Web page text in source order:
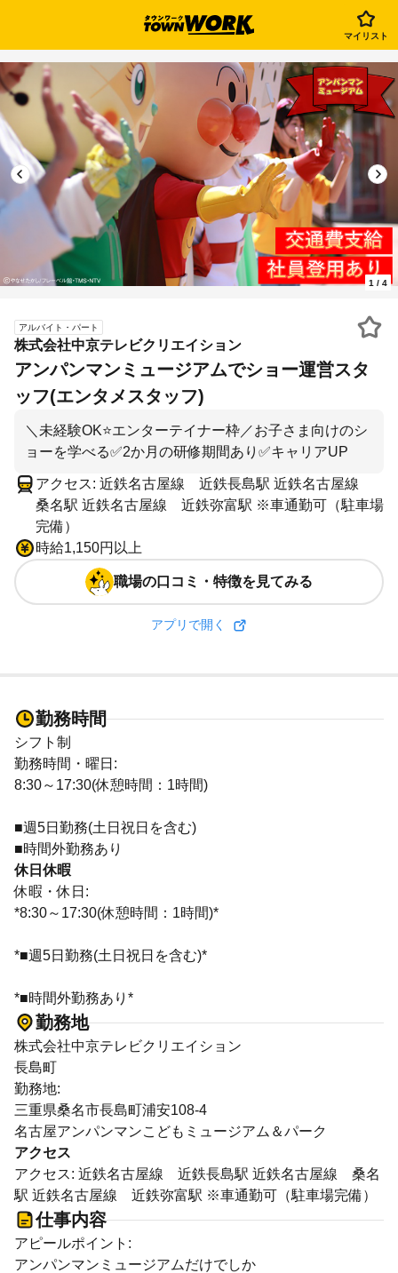
マイリスト
1 / 4
アルバイト・パート
株式会社中京テレビクリエイション
アンパンマンミュージアムでショー運営スタ
ッフ(エンタメスタッフ)
＼未経験OK⭐エンターテイナー枠／お子さま向けのシ
ョーを学べる✅️2か月の研修期間あり✅️キャリアUP
アクセス: 近鉄名古屋線 近鉄長島駅 近鉄名古屋線
桑名駅 近鉄名古屋線 近鉄弥富駅 ※車通勤可（駐車場
完備）
時給1,150円以上
職場の口コミ・特徴を見てみる
アプリで開く
勤務時間
シフト制
勤務時間・曜日:
8:30～17:30(休憩時間：1時間)
■週5日勤務(土日祝日を含む)
■時間外勤務あり
休日休暇
休暇・休日:
*8:30～17:30(休憩時間：1時間)*
*■週5日勤務(土日祝日を含む)*
*■時間外勤務あり*
勤務地
株式会社中京テレビクリエイション
長島町
勤務地:
三重県桑名市長島町浦安108-4
名古屋アンパンマンこどもミュージアム＆パーク
アクセス
アクセス: 近鉄名古屋線 近鉄長島駅 近鉄名古屋線 桑名
駅 近鉄名古屋線 近鉄弥富駅 ※車通勤可（駐車場完備）
仕事内容
アピールポイント:
アンパンマンミュージアムだけでしか